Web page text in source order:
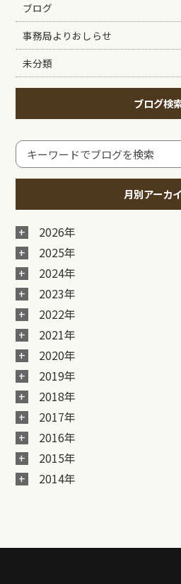
ブログ
事務局よりおしらせ
未分類
ブログ検
月別アーカ
2026年
2025年
2024年
2023年
2022年
2021年
2020年
2019年
2018年
2017年
2016年
2015年
2014年